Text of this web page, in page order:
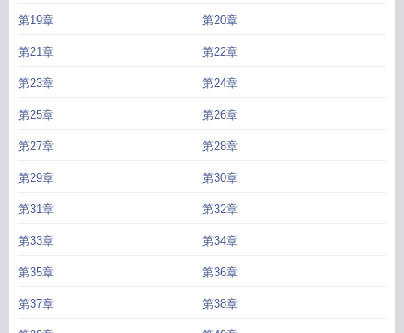
第19章 第20章
第21章 第22章
第23章 第24章
第25章 第26章
第27章 第28章
第29章 第30章
第31章 第32章
第33章 第34章
第35章 第36章
第37章 第38章